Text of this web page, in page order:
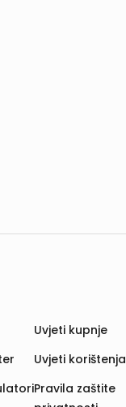
Uvjeti kupnje
Uvjeti korištenja
Pravila zaštite